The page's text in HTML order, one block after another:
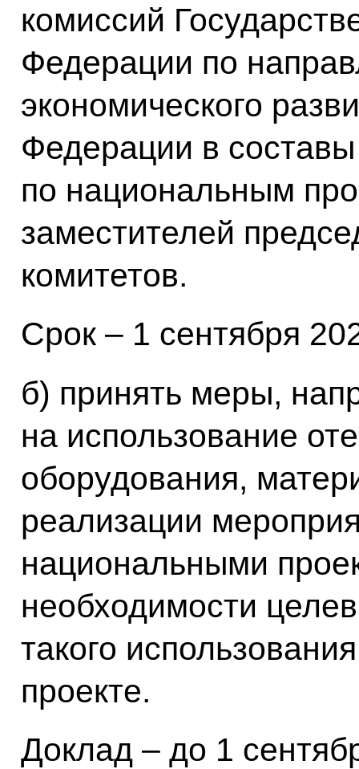
комиссий
Федерации по
экономического
Федерации в
по национальным
заместителей
комитетов.
Срок – 1 сентября
б) принять меры,
на использование
оборудования,
реализации
национальными
необходимости
такого
проекте.
Доклад – до 1